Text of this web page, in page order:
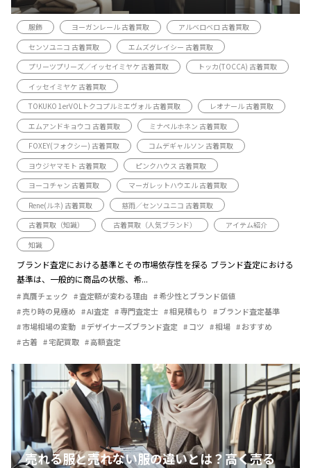
服飾 ヨーガンレール 古着買取
アルベロベロ 古着買取
センソユニコ 古着買取
エムズグレイシー 古着買取
プリーツプリーズ／イッセイミヤケ 古着買取
トッカ(TOCCA) 古着買取
イッセイミヤケ 古着買取
TOKUKO 1erVOLトクコプルミエヴォル 古着買取
レオナール 古着買取
エムアンドキョウコ 古着買取
ミナペルホネン 古着買取
FOXEY(フォクシー) 古着買取
コムデギャルソン 古着買取
ヨウジヤマモト 古着買取
ピンクハウス 古着買取
ヨーコチャン 古着買取
マーガレットハウエル 古着買取
Rene(ルネ) 古着買取
慈雨／センソユニコ 古着買取
古着買取（知識）
古着買取（人気ブランド）
アイテム紹介
知識
ブランド査定における基準とその市場依存性を探る ブランド査定における
基準は、一般的に商品の状態、希...
真贋チェック 査定額が変わる理由
希少性とブランド価値
売り時の見極め
AI査定 専門査定士 相見積もり
ブランド査定基準
市場相場の変動
デザイナーズブランド査定 コツ 相場
おすすめ
古着
宅配買取 高額査定
売れる服と売れない服の違いとは？高く売る